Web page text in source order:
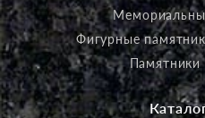
Фигурные
Памятники